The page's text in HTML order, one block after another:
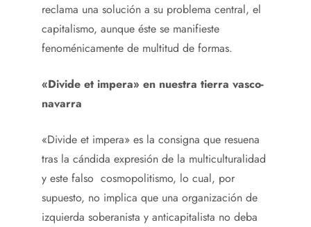
reclama una solución a su problema central, el
capitalismo, aunque éste se manifieste
fenoménicamente de multitud de formas.
«Divide et impera» en nuestra tierra vasco-
navarra
«Divide et impera» es la consigna que resuena
tras la cándida expresión de la multiculturalidad
y este falso cosmopolitismo, lo cual, por
supuesto, no implica que una organización de
izquierda soberanista y anticapitalista no deba